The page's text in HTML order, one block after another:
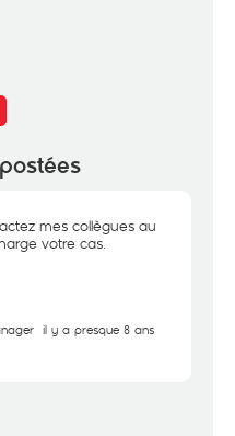
mes collègues au
votre cas.
il y a presque 8 ans